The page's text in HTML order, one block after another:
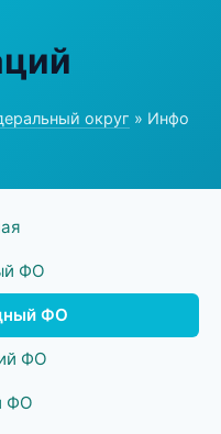
округ » Инфо
ФО
ФО
ФО
ФО